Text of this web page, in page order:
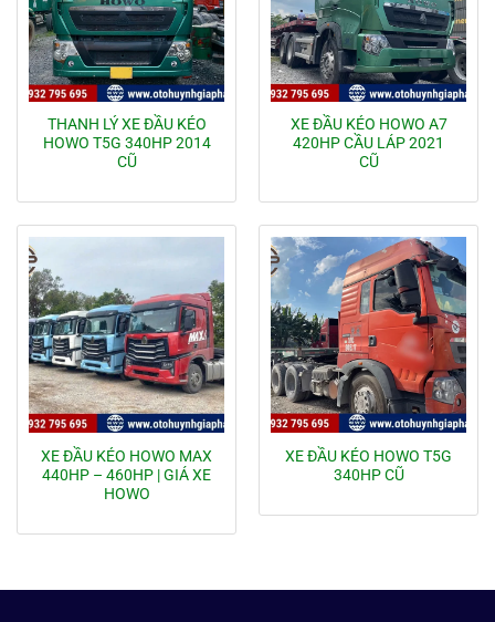
THANH LÝ XE ĐẦU KÉO
HOWO T5G 340HP 2014
CŨ
XE ĐẦU KÉO HOWO A7
420HP CẦU LÁP 2021
CŨ
XE ĐẦU KÉO HOWO MAX
440HP – 460HP | GIÁ XE
HOWO
XE ĐẦU KÉO HOWO T5G
340HP CŨ